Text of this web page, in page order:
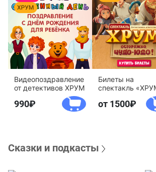
Видеопоздравление
от детективов ХРУМ
990
Билеты на
спектакль
Осторожно,
Юдо!»
от 1500
Сказки и подкасты